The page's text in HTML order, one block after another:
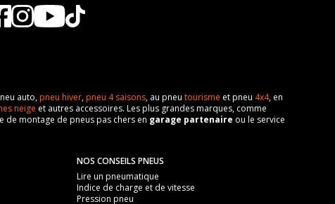
auto,pneu hiver,pneu 4 saisons, au pneu tourisme et pneu 4x4, en
neige et autres accessoires. Les plus grandes marques, comme
de montage de pneus pas chers en garage partenaire ou le service
NOS CONSEILS PNEUS
Lire un pneumatique
Indice de charge et de vitesse
Pression pneu